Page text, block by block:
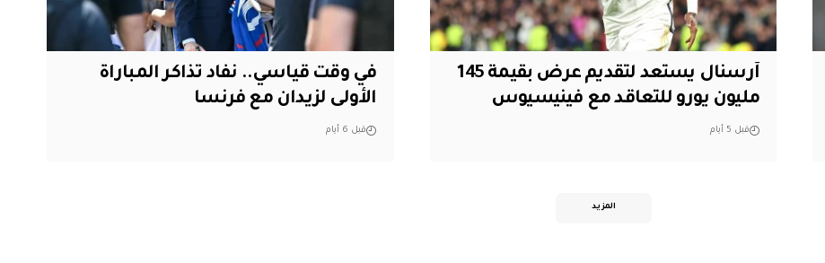
آرسنال يستعد لتقديم عرض بقيمة 145
مليون يورو للتعاقد مع فينيسيوس
قبل 5 أيام
في وقت قياسي.. نفاد تذاكر المباراة
الأولى لزيدان مع فرنسا
قبل 6 أيام
المزيد